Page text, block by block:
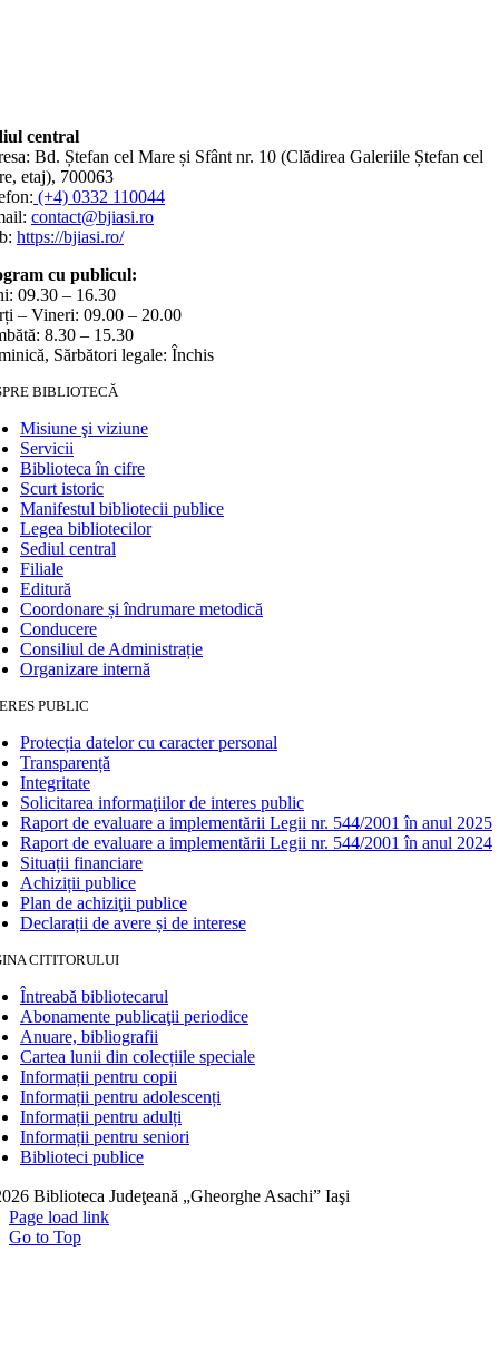
central
Bd. Ștefan cel Mare și Sfânt nr. 10 (Clădirea Galeriile Ștefan cel
etaj), 700063
(+4) 0332 110044
contact@bjiasi.ro
https://bjiasi.ro/
cu publicul:
09.30 – 16.30
– Vineri: 09.00 – 20.00
8.30 – 15.30
Sărbători legale: Închis
BIBLIOTECĂ
Misiune şi viziune
Servicii
Biblioteca în cifre
Scurt istoric
Manifestul bibliotecii publice
Legea bibliotecilor
Sediul central
Filiale
Editură
Coordonare și îndrumare metodică
Conducere
Consiliul de Administrație
Organizare internă
PUBLIC
Protecția datelor cu caracter personal
Transparență
Integritate
Solicitarea informaţiilor de interes public
Raport de evaluare a implementării Legii nr. 544/2001 în anul 2025
Raport de evaluare a implementării Legii nr. 544/2001 în anul 2024
Situații financiare
Achiziții publice
Plan de achiziţii publice
Declarații de avere și de interese
CITITORULUI
Întreabă bibliotecarul
Abonamente publicaţii periodice
Anuare, bibliografii
Cartea lunii din colecțiile speciale
Informații pentru copii
Informații pentru adolescenți
Informații pentru adulți
Informații pentru seniori
Biblioteci publice
Biblioteca Judeţeană „Gheorghe Asachi” Iaşi
Page load link
Go to Top